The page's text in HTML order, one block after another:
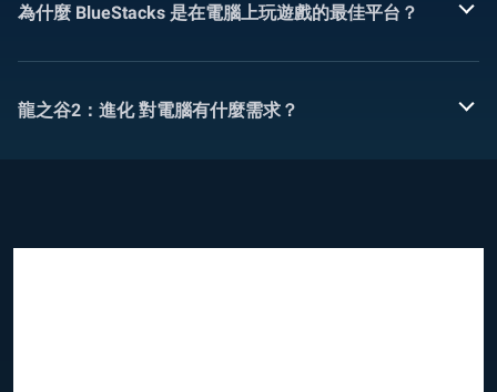
為什麼 BlueStacks 是在電腦上玩遊戲的最佳平台？
龍之谷2：進化 對電腦有什麼需求？